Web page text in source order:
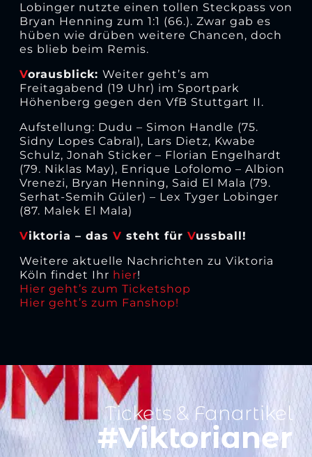
Lobinger nutzte einen tollen Steckpass von
Bryan Henning zum 1:1 (66.). Zwar gab es
hüben wie drüben weitere Chancen, doch
es blieb beim Remis.
Vorausblick: Weiter geht’s am
Freitagabend (19 Uhr) im Sportpark
Höhenberg gegen den VfB Stuttgart II.
Aufstellung: Dudu – Simon Handle (75.
Sidny Lopes Cabral), Lars Dietz, Kwabe
Schulz, Jonah Sticker – Florian Engelhardt
(79. Niklas May), Enrique Lofolomo – Albion
Vrenezi, Bryan Henning, Said El Mala (79.
Serhat-Semih Güler) – Lex Tyger Lobinger
(87. Malek El Mala)
Viktoria – das V steht für Vussball!
Weitere aktuelle Nachrichten zu Viktoria
Köln findet Ihr hier!
Hier geht’s zum Ticketshop
Hier geht’s zum Fanshop!
Tickets & Fanartikel
#Viktorianer